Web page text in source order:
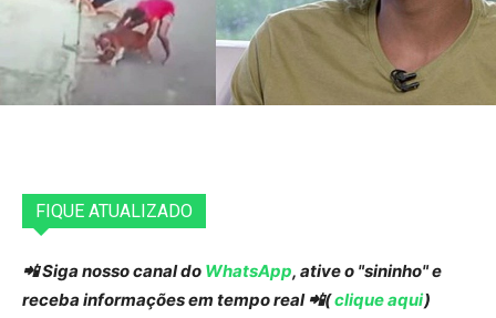
FIQUE ATUALIZADO
📲 Siga nosso canal do WhatsApp, ative o "sininho" e
receba informações em tempo real 📲( clique aqui)